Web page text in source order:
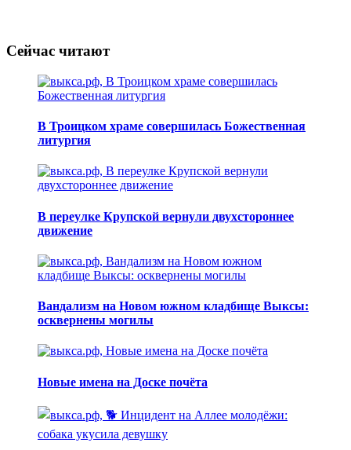
Сейчас читают
В Троицком храме совершилась Божественная
литургия
В переулке Крупской вернули двухстороннее
движение
Вандализм на Новом южном кладбище Выксы:
осквернены могилы
Новые имена на Доске почёта